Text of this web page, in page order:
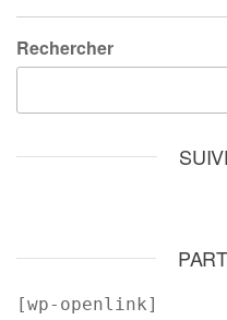
Rechercher
[wp-openlink]